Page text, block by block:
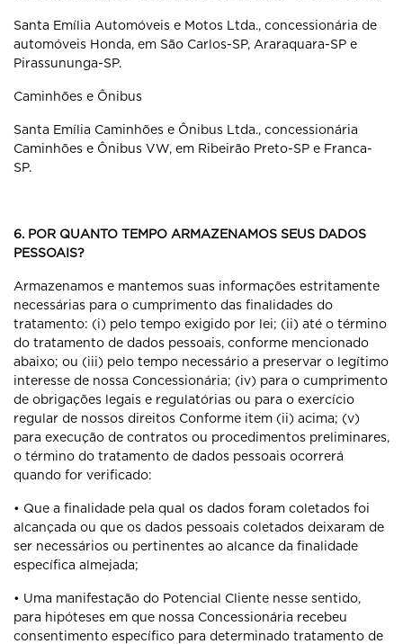
Santa Emília Automóveis e Motos Ltda., concessionária de
automóveis Honda, em São Carlos-SP, Araraquara-SP e
Pirassununga-SP.
Caminhões e Ônibus
Santa Emília Caminhões e Ônibus Ltda., concessionária
Caminhões e Ônibus VW, em Ribeirão Preto-SP e Franca-
SP.
6. POR QUANTO TEMPO ARMAZENAMOS SEUS DADOS
PESSOAIS?
Armazenamos e mantemos suas informações estritamente
necessárias para o cumprimento das finalidades do
tratamento: (i) pelo tempo exigido por lei; (ii) até o término
do tratamento de dados pessoais, conforme mencionado
abaixo; ou (iii) pelo tempo necessário a preservar o legítimo
interesse de nossa Concessionária; (iv) para o cumprimento
de obrigações legais e regulatórias ou para o exercício
regular de nossos direitos Conforme item (ii) acima; (v)
para execução de contratos ou procedimentos preliminares,
o término do tratamento de dados pessoais ocorrerá
quando for verificado:
• Que a finalidade pela qual os dados foram coletados foi
alcançada ou que os dados pessoais coletados deixaram de
ser necessários ou pertinentes ao alcance da finalidade
específica almejada;
• Uma manifestação do Potencial Cliente nesse sentido,
para hipóteses em que nossa Concessionária recebeu
consentimento específico para determinado tratamento de